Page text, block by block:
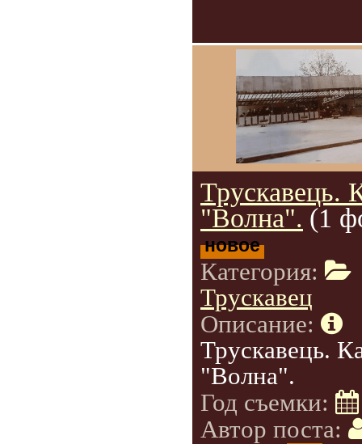
Трускавець.
"Волна". (1
новое
Категория:
Трускавец
Описание:
Трускавець.
"Волна".
Год съемки:
Автор поста: